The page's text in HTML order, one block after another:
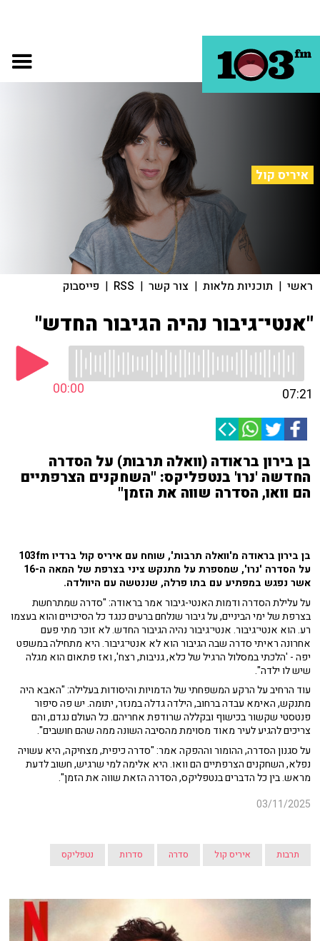
איריס קול
ראשי | תוכניות מלאות | צור קשר |
RSS
| פייסבוק
"אנטי־גיבור נהיה הגיבור החדש"
00:00 07:21
בן בירון בראודה (וואלה תרבות) על הסדרה
החדשה 'נרו' בנטפליקס: "השחקנים הצרפתיים
הם וואו, הסדרה שווה את הזמן"
בן בירון בראודה מ'וואלה תרבות', שוחח עם איריס קול ברדיו 103fm
על הסדרה 'נרו', שמספרת על מתנקש ציני בצרפת של המאה ה-16
אשר נפגש במפתיע עם בתו פרלה, שננטשה עם היוולדה.
על עלילת הסדרה ודמות האנטי-גיבור אמר בראודה: "סדרה שמתרחשת
בצרפת של ימי הביניים, על גיבור שנלחם ברעים כנגד כל הסיכויים והוא בעצמו
רע. הוא אנטי־גיבור. אנטי־גיבור נהיה הגיבור החדש. לא זוכר מתי פעם
אחרונה ראיתי סדרה שבה הגיבור הוא לא אנטי־גיבור. היא מתחילה במשפט
יפה - 'הלכתי במסלול הרגיל של כלא, גניבות, רצח', ואז פתאום הוא מגלה
שיש לו ילדה".
עוד הרחיב על הרקע המשפחתי של הדמויות והיסודות בעלילה: "האבא היה
מתנקש, האימא עבדה ברחוב, הילדה גדלה במנזר, יתומה. יש פה סיפור
פנטסטי שקשור בכישוף ובקללה שרודפת אחריהם. כל העולם נגדם, והם
צריכים להגיע לעיר מאוד מסוימת מהסיבה השונה ממה שהם חושבים".
על סגנון הסדרה, ההומור וההפקה אמר: "סדרה כיפית, מצחיקה, היא עשויה
נפלא, השחקנים הצרפתיים הם וואו. היא אלימה למי שרגיש, חשוב לדעת
מראש. בין כל הדברים בנטפליקס, הסדרה הזאת שווה את הזמן".
03/11/2025
תרבות איריס קול סדרה סדרות נטפליקס